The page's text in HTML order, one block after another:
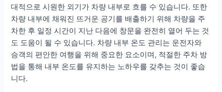
대적으로 시원한 외기가 차량 내부로 흐를 수 있습니다. 또한
차량 내부에 채워진 뜨거운 공기를 배출하기 위해 차량을 주
차한 후 일정 시간이 지난 다음에 창문을 완전히 열어 두는 것
도 도움이 될 수 있습니다. 차량 내부 온도 관리는 운전자와
승객의 편안한 여행을 위해 중요한 요소이며, 적절한 주차 방
법을 통해 내부 온도를 유지하는 노하우를 갖추는 것이 좋습
니다.